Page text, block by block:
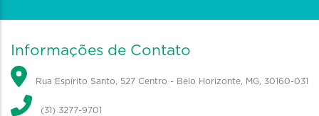
Informações de Contato
Rua Espírito Santo, 527 Centro - Belo Horizonte, MG, 30160-031
(31) 3277-9701